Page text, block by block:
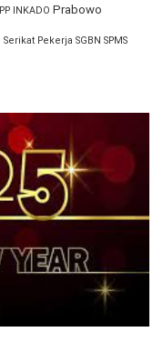
PP INKADO Prabowo
Serikat Pekerja SGBN SPMS